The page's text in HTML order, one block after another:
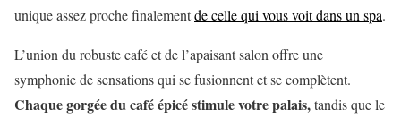
unique assez proche finalementde celle qui vous voit dans un spa.
L’union du robuste café et de l’apaisant salon offre une
symphonie de sensations qui se fusionnent et se complètent.
Chaque gorgée du café épicé stimule votre palais,tandis que le